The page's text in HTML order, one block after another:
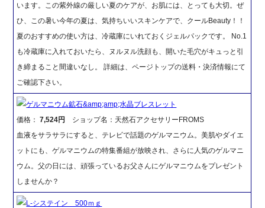
います。この紫外線の厳しい夏のケアが、お肌には、とっても大切。ぜ
ひ、この暑い今年の夏は、気持ちいいスキンケアで、クールBeauty！！
夏のおすすめの使い方は、冷蔵庫にいれておくジェルパックです。 No.1
も冷蔵庫に入れておいたら、ヌルヌル洗顔も、開いた毛穴がキュっと引
き締まること間違いなし。 詳細は、ページトップの送料・決済情報にて
ご確認下さい。
ゲルマニウム鉱石&amp;amp;水晶ブレスレット
価格：7,524円
ショップ名：天然石アクセサリーFROMS
血液をサラサラにすると、テレビで話題のゲルマニウム。美肌やダイエ
ットにも、ゲルマニウムの特集番組が放映され、さらに人気のゲルマニ
ウム。父の日には、頑張っているお父さんにゲルマニウムをプレゼント
しませんか？
L-システイン 500ｍｇ